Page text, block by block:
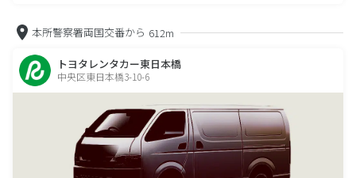
本所警察署両国交番から 612m
トヨタレンタカー東日本橋
中央区東日本橋3-10-6